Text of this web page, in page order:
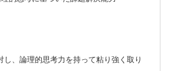
し、論理的思考力を持って粘り強く取り